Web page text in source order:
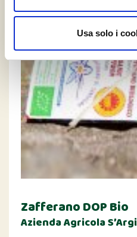
Usa solo i
Zafferano DOP Bio
Azienda Agricola